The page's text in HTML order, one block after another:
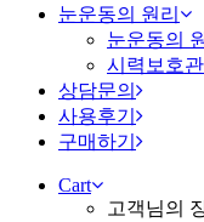
눈운동의 원리
눈운동의
시력보호
상담문의
사용후기
구매하기
Cart
고객님의